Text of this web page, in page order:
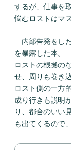
するが、仕事を
悩むロストはマ
内部告発をし
を暴露した本。
ロストの根拠の
せ、周りも巻き
ロスト側の一方
成り行きも説明
り、都合のいい
も出てくるので